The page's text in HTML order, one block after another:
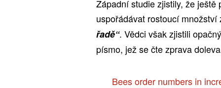
Západní studie zjistily, že
uspořádávat rostoucí
řadě“. Vědci však zjistili
písmo, jež se čte zprava
Bees order numbers in